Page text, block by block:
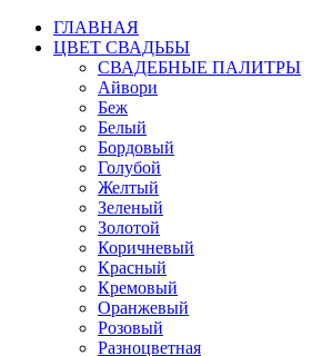
ГЛАВНАЯ
ЦВЕТ СВАДЬБЫ
СВАДЕБНЫЕ ПАЛИТРЫ
Айвори
Беж
Белый
Бордовый
Голубой
Желтый
Зеленый
Золотой
Коричневый
Красный
Кремовый
Оранжевый
Розовый
Разноцветная